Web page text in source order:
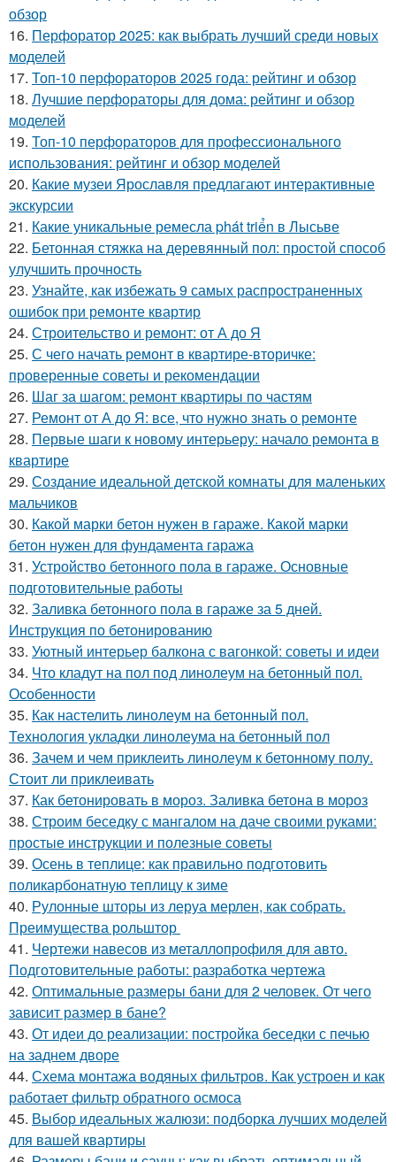
обзор
16. Перфоратор 2025: как выбрать лучший среди новых
моделей
17. Топ-10 перфораторов 2025 года: рейтинг и обзор
18. Лучшие перфораторы для дома: рейтинг и обзор
моделей
19. Топ-10 перфораторов для профессионального
использования: рейтинг и обзор моделей
20. Какие музеи Ярославля предлагают интерактивные
экскурсии
21. Какие уникальные ремесла phát triển в Лысьве
22. Бетонная стяжка на деревянный пол: простой способ
улучшить прочность
23. Узнайте, как избежать 9 самых распространенных
ошибок при ремонте квартир
24. Строительство и ремонт: от А до Я
25. С чего начать ремонт в квартире-вторичке:
проверенные советы и рекомендации
26. Шаг за шагом: ремонт квартиры по частям
27. Ремонт от А до Я: все, что нужно знать о ремонте
28. Первые шаги к новому интерьеру: начало ремонта в
квартире
29. Создание идеальной детской комнаты для маленьких
мальчиков
30. Какой марки бетон нужен в гараже. Какой марки
бетон нужен для фундамента гаража
31. Устройство бетонного пола в гараже. Основные
подготовительные работы
32. Заливка бетонного пола в гараже за 5 дней.
Инструкция по бетонированию
33. Уютный интерьер балкона с вагонкой: советы и идеи
34. Что кладут на пол под линолеум на бетонный пол.
Особенности
35. Как настелить линолеум на бетонный пол.
Технология укладки линолеума на бетонный пол
36. Зачем и чем приклеить линолеум к бетонному полу.
Стоит ли приклеивать
37. Как бетонировать в мороз. Заливка бетона в мороз
38. Строим беседку с мангалом на даче своими руками:
простые инструкции и полезные советы
39. Осень в теплице: как правильно подготовить
поликарбонатную теплицу к зиме
40. Рулонные шторы из леруа мерлен, как собрать.
Преимущества рольштор
41. Чертежи навесов из металлопрофиля для авто.
Подготовительные работы: разработка чертежа
42. Оптимальные размеры бани для 2 человек. От чего
зависит размер в бане?
43. От идеи до реализации: постройка беседки с печью
на заднем дворе
44. Схема монтажа водяных фильтров. Как устроен и как
работает фильтр обратного осмоса
45. Выбор идеальных жалюзи: подборка лучших моделей
для вашей квартиры